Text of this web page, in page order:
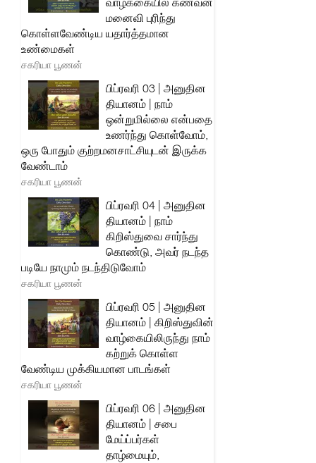
மனைவி புரிந்து
கொள்ளவேண்டிய யதார்த்தமான
உண்மைகள்
சகரியா பூணன்
பிப்ரவரி 03 | அனுதின
தியானம் | நாம்
ஒன்றுமில்லை என்பதை
உணர்ந்து கொள்வோம்,
ஒரு போதும் குற்றமனசாட்சியுடன் இருக்க
வேண்டாம்
சகரியா பூணன்
பிப்ரவரி 04 | அனுதின
தியானம் | நாம்
கிறிஸ்துவை சார்ந்து
கொண்டு, அவர் நடந்த
படியே நாமும் நடந்திடுவோம்
சகரியா பூணன்
பிப்ரவரி 05 | அனுதின
தியானம் | கிறிஸ்துவின்
வாழ்கையிலிருந்து நாம்
கற்றுக் கொள்ள
வேண்டிய முக்கியமான பாடங்கள்
சகரியா பூணன்
பிப்ரவரி 06 | அனுதின
தியானம் | சபை
மேய்ப்பர்கள்
தாழ்மையும்,